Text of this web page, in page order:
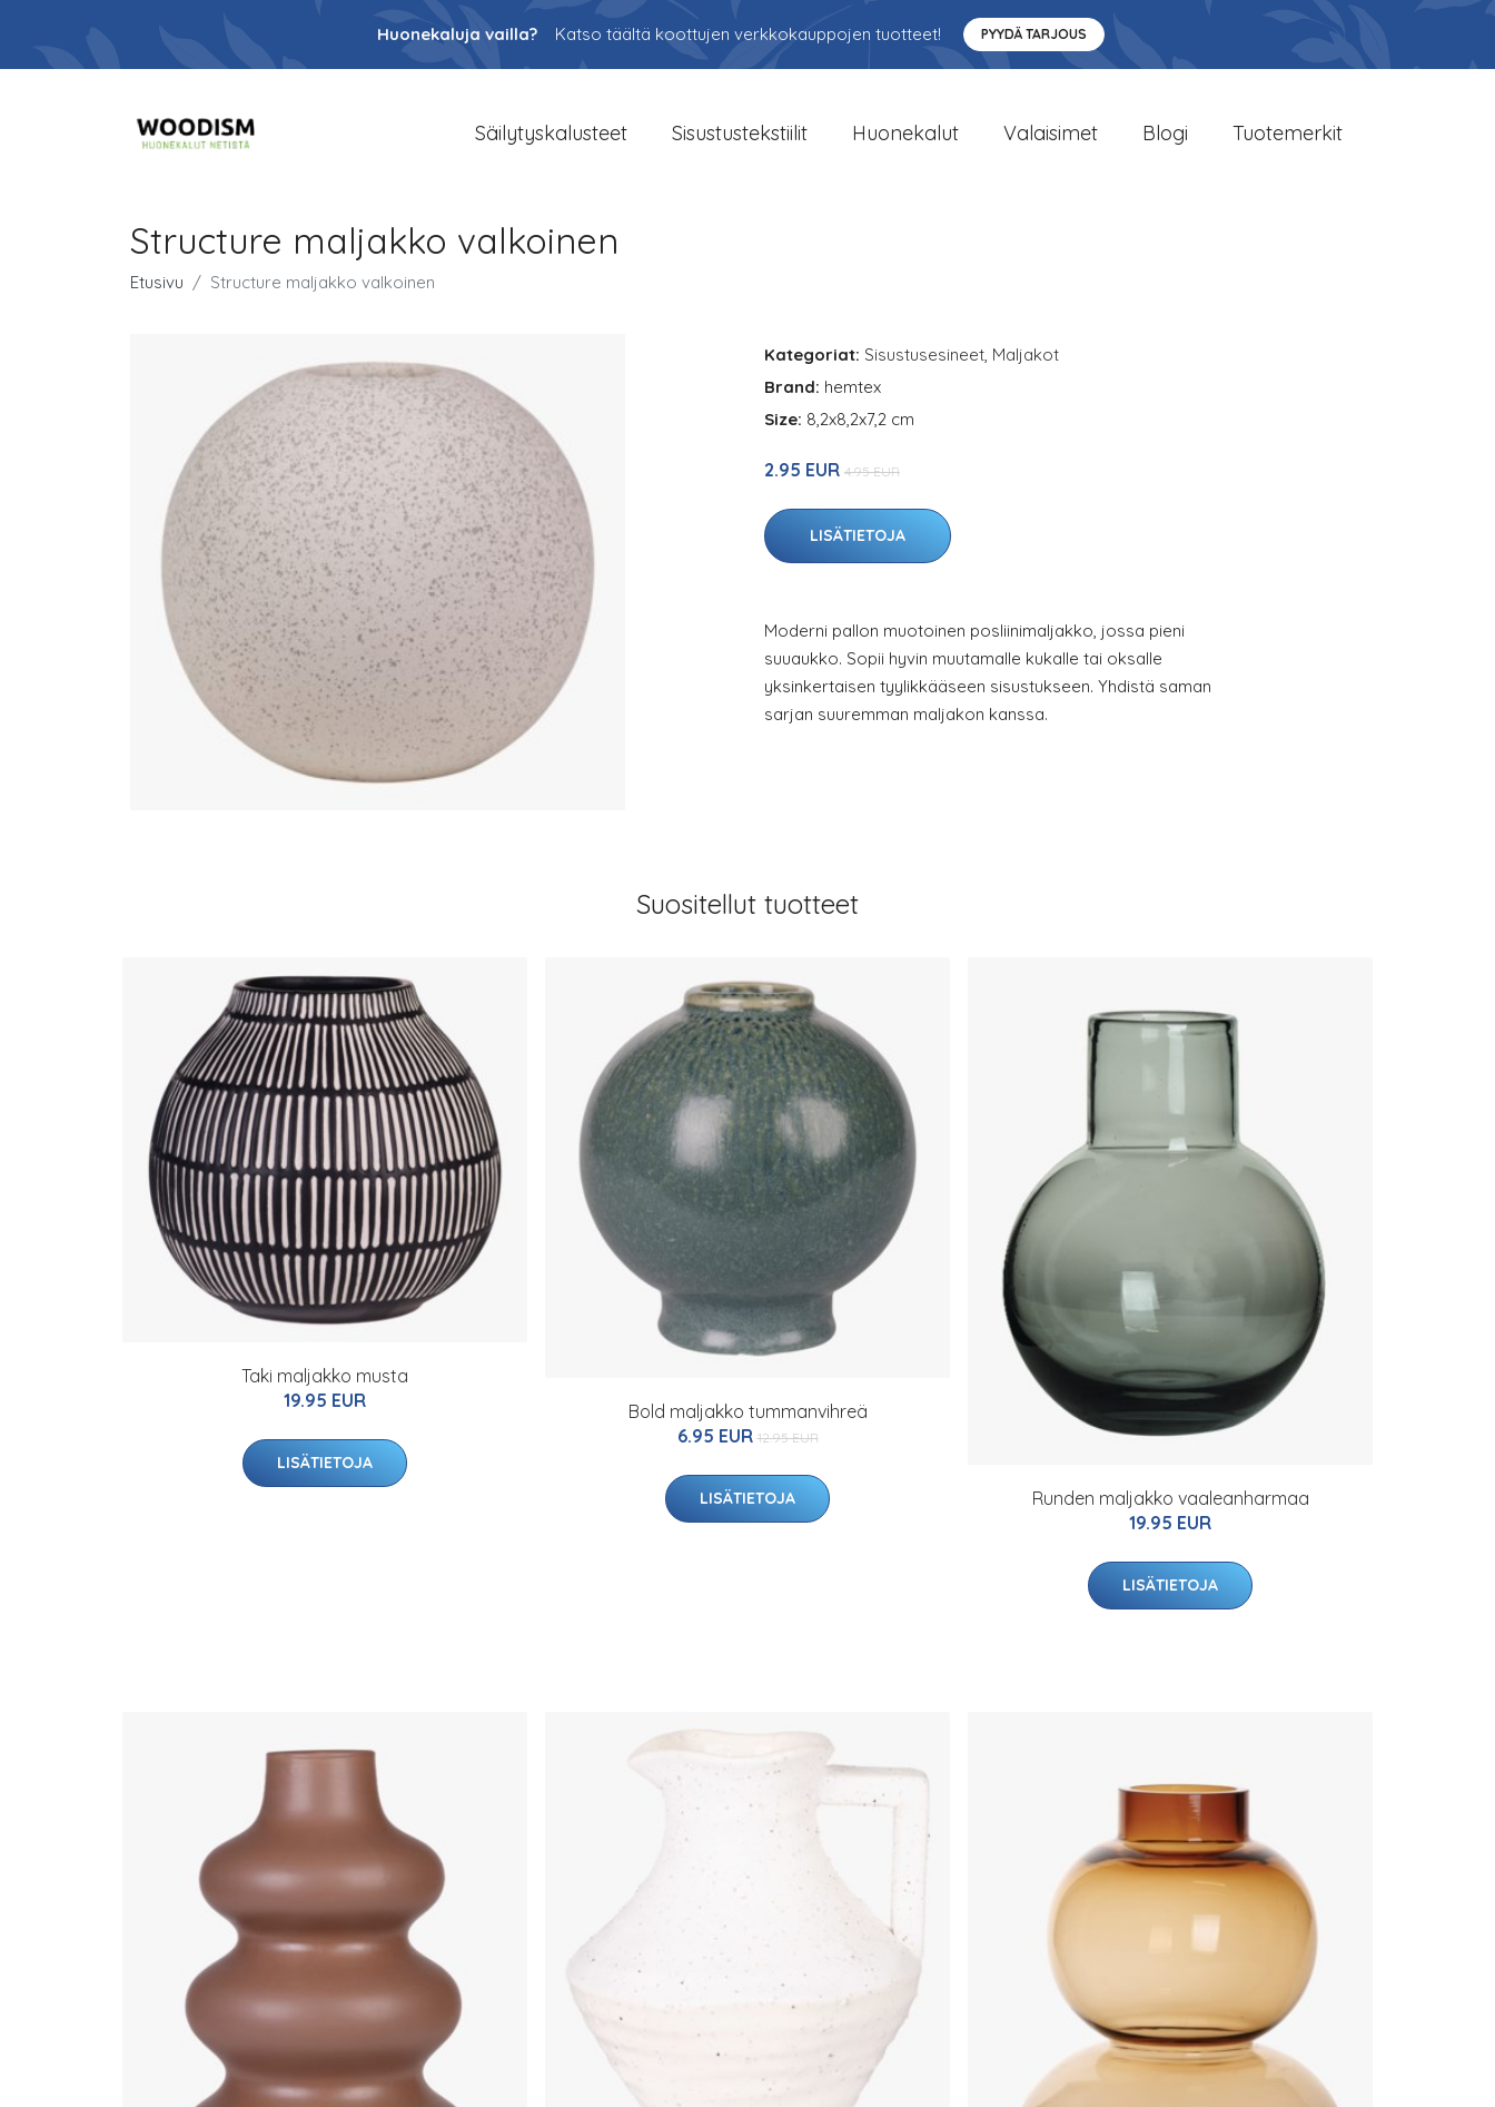
Huonekaluja vailla? Katso täältä koottujen verkkokauppojen tuotteet! PYYDÄ TARJOUS
Säilytyskalusteet Sisustustekstiilit Huonekalut Valaisimet Blogi Tuotemerkit
Structure maljakko valkoinen
Etusivu Structure maljakko valkoinen
Kategoriat: Sisustusesineet, Maljakot
Brand: hemtex
Size: 8,2x8,2x7,2 cm
2.95 EUR 4.95 EUR
LISÄTIETOJA
Moderni pallon muotoinen posliinimaljakko, jossa pieni
suuaukko. Sopii hyvin muutamalle kukalle tai oksalle
yksinkertaisen tyylikkääseen sisustukseen. Yhdistä saman
sarjan suuremman maljakon kanssa.
Suositellut tuotteet
Taki maljakko musta
19.95 EUR
LISÄTIETOJA
Bold maljakko tummanvihreä
6.95 EUR 12.95 EUR
LISÄTIETOJA
Runden maljakko vaaleanharmaa
19.95 EUR
LISÄTIETOJA